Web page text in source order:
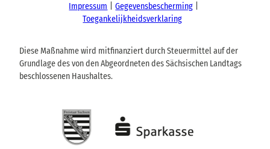
Impressum
Gegevensbescherming
Toegankelijkheidsverklaring
Diese Maßnahme wird mitfinanziert durch Steuermittel auf der
Grundlage des von den Abgeordneten des Sächsischen Landtags
beschlossenen Haushaltes.